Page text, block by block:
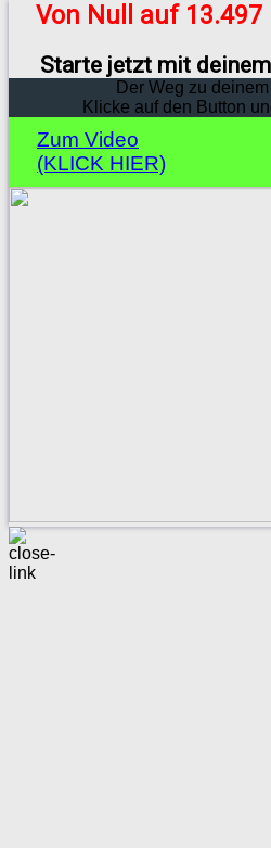
Von Null auf
Starte jetzt mit
Der Weg zu
Klicke auf den Button
Zum Video
(KLICK HIER)